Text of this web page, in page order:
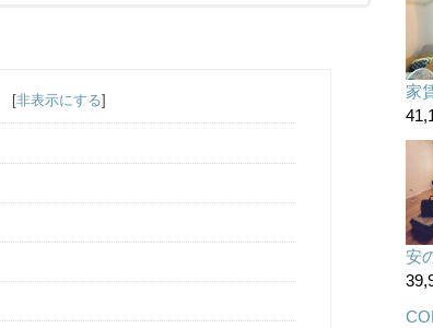
[非表示にする]
家
安